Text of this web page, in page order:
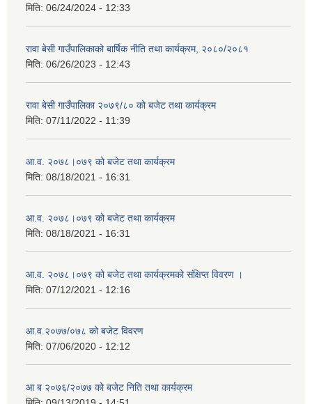
मिति: 06/24/2024 - 12:33
रावा बेसी गाउँपालिकाको बार्षिक नीति तथा कार्यक्रम, २०८०/२०८१
मिति: 06/26/2023 - 12:43
रावा बेसी गाउँपालिका २०७९/८० को बजेट तथा कार्यक्रम
मिति: 07/11/2022 - 11:39
आ.व. २०७८।०७९ को बजेट तथा कार्यक्रम
मिति: 08/18/2021 - 16:31
आ.व. २०७८।०७९ को बजेट तथा कार्यक्रम
मिति: 08/18/2021 - 16:31
आ.व. २०७८।०७९ को बजेट तथा कार्यक्रमको संक्षिप्त विवरण ।
मिति: 07/12/2021 - 12:16
आ.व.२०७७/०७८ को बजेट विवरण
मिति: 07/06/2020 - 12:12
आ ब २०७६/२०७७ को बजेट निति तथा कार्यक्रम